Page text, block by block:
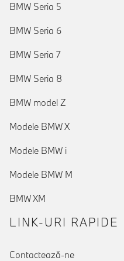
BMW Seria 5
BMW Seria 6
BMW Seria 7
BMW Seria 8
BMW model Z
Modele BMW X
Modele BMW i
Modele BMW M
BMW XM
LINK-URI RAPIDE
Contactează-ne